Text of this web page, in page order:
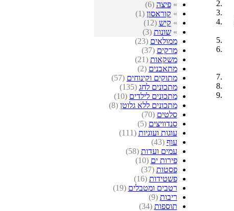
»פיצה (6)
» קוראסון (1)
» קיש (12)
»שונות (3)
ממולאים (23)
מרקים (37)
משקאות (21)
מתאבנים (2)
מתוקים וקינוחים (57)
מתכונים לחג (135)
מתכונים לילדים (10)
מתכונים ללא גלוטן (8)
סלטים (70)
סנדוויצים (5)
עוגות ועוגיות (111)
עוף (43)
עמים ועדות (58)
פירות ים (10)
פסטות (37)
פשטידות (16)
רטבים ומטבלים (19)
ריבות (9)
תוספות (34)